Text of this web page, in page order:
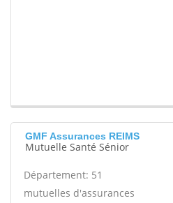
GMF Assurances REIMS
Mutuelle Santé Sénior
Département: 51
mutuelles d'assurances